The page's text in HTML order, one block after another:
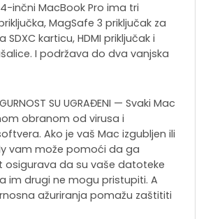
inčni MacBook Pro ima tri
MagSafe 3 priključak za
SDXC karticu, HDMI priključak i
I podržava do dva vanjska
SU UGRAĐENI — Svaki Mac
obranom od virusa i
Ako je vaš Mac izgubljen ili
vam može pomoći da ga
osigurava da su vaše datoteke
im drugi ne mogu pristupiti. A
ažuriranja pomažu zaštititi